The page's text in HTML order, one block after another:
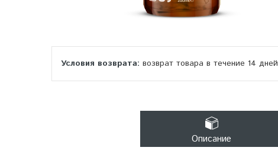
возврат товара в течение 14 дней
Описание